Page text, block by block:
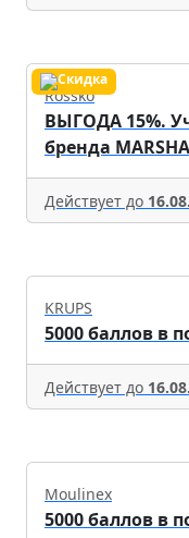
Rossko
ВЫГОДА 15%.
бренда
Действует до
KRUPS
5000 баллов в
Действует до
Moulinex
5000 баллов в